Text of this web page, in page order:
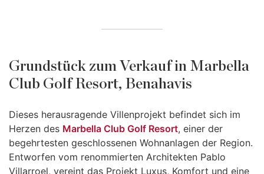
Grundstück zum Verkauf in Marbella
Club Golf Resort, Benahavis
Dieses herausragende Villenprojekt befindet sich im
Herzen des Marbella Club Golf Resort, einer der
begehrtesten geschlossenen Wohnanlagen der Region.
Entworfen vom renommierten Architekten Pablo
Villarroel, vereint das Projekt Luxus, Komfort und eine